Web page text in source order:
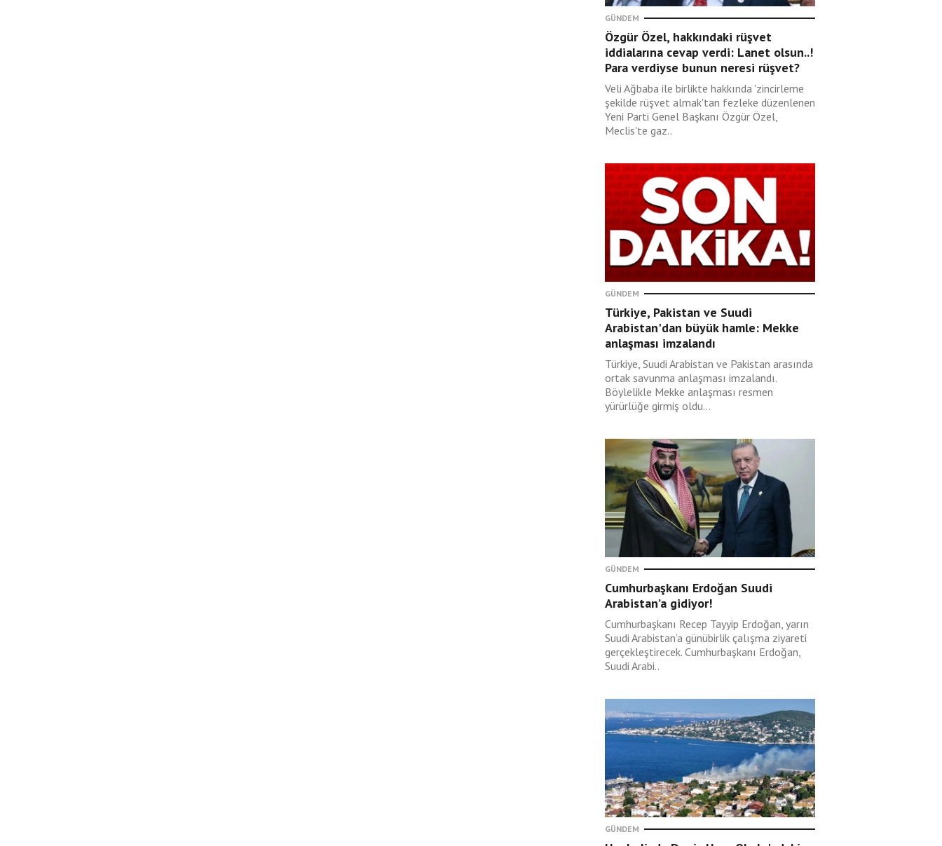
GÜNDEM
Özgür Özel, hakkındaki rüşvet
iddialarına cevap verdi: Lanet olsun..!
Para verdiyse bunun neresi rüşvet?
Veli Ağbaba ile birlikte hakkında 'zincirleme
şekilde rüşvet almak'tan fezleke düzenlenen
Yeni Parti Genel Başkanı Özgür Özel,
Meclis'te gaz..
GÜNDEM
Türkiye, Pakistan ve Suudi
Arabistan'dan büyük hamle: Mekke
anlaşması imzalandı
Türkiye, Suudi Arabistan ve Pakistan arasında
ortak savunma anlaşması imzalandı.
Böylelikle Mekke anlaşması resmen
yürürlüğe girmiş oldu...
GÜNDEM
Cumhurbaşkanı Erdoğan Suudi
Arabistan’a gidiyor!
Cumhurbaşkanı Recep Tayyip Erdoğan, yarın
Suudi Arabistan’a günübirlik çalışma ziyareti
gerçekleştirecek. Cumhurbaşkanı Erdoğan,
Suudi Arabi..
GÜNDEM